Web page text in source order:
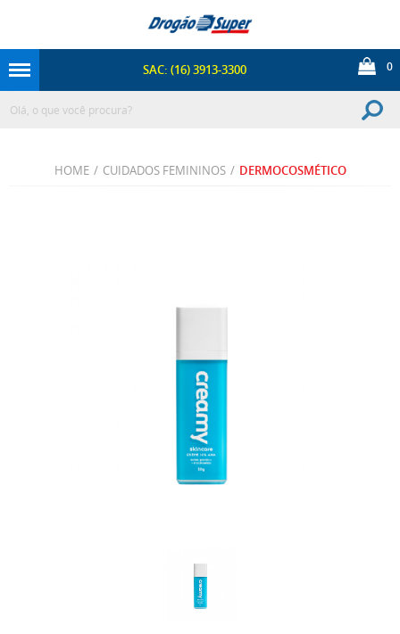
SAC: (16) 3913-3300 0
HOME / CUIDADOS FEMININOS / DERMOCOSMÉTICO